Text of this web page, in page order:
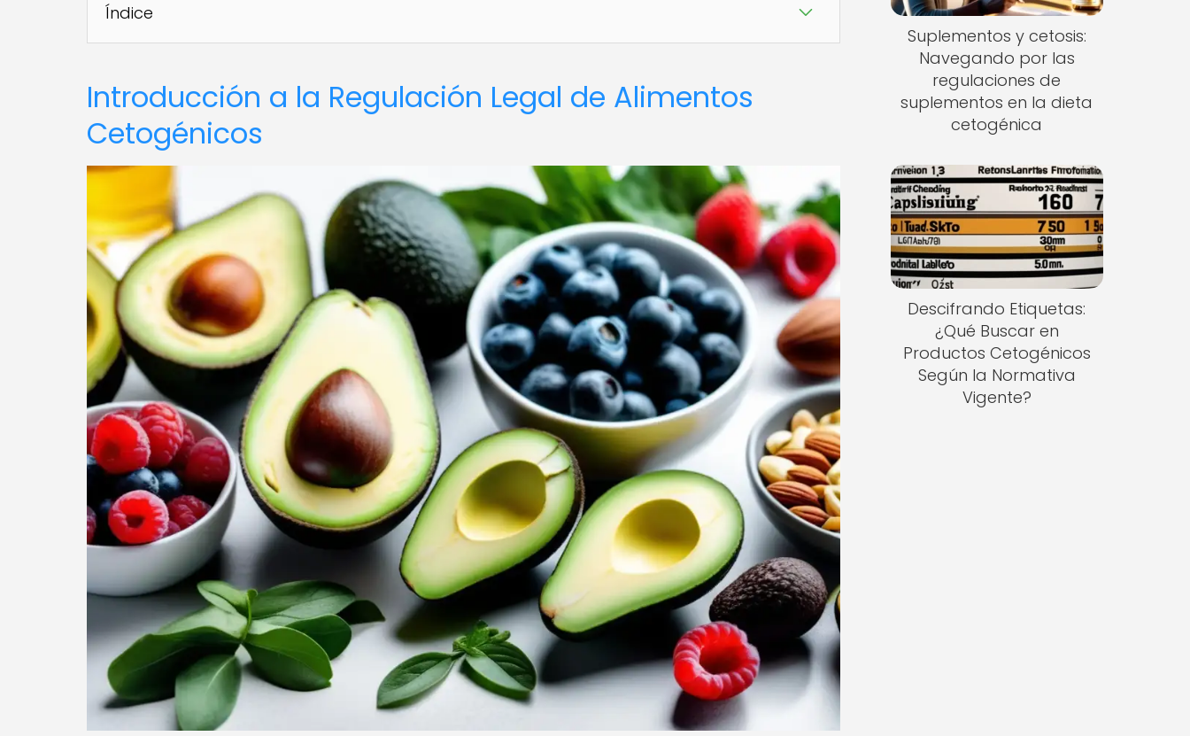
Índice
Introducción a la Regulación Legal de Alimentos
Cetogénicos
Suplementos y cetosis:
Navegando por las
regulaciones de
suplementos en la dieta
cetogénica
Descifrando Etiquetas:
¿Qué Buscar en
Productos Cetogénicos
Según la Normativa
Vigente?